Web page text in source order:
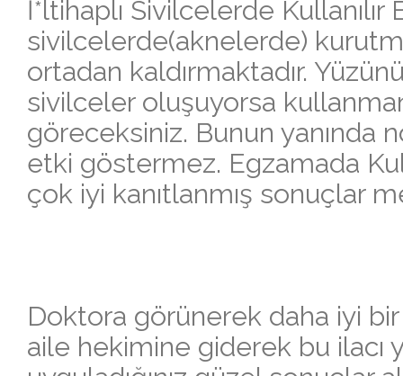
İ*ltihaplı Sivilcelerde
sivilcelerde(aknelerde)
ortadan kaldırmaktadır.
sivilceler oluşuyorsa
göreceksiniz. Bunun yanında
etki göstermez. Egzamada
çok iyi kanıtlanmış sonuçlar
Doktora görünerek daha iyi
aile hekimine giderek bu ilacı